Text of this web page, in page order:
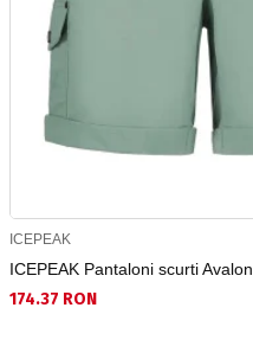
ICEPEAK
ICEPEAK Pantaloni scurti Avalon
174.37 RON